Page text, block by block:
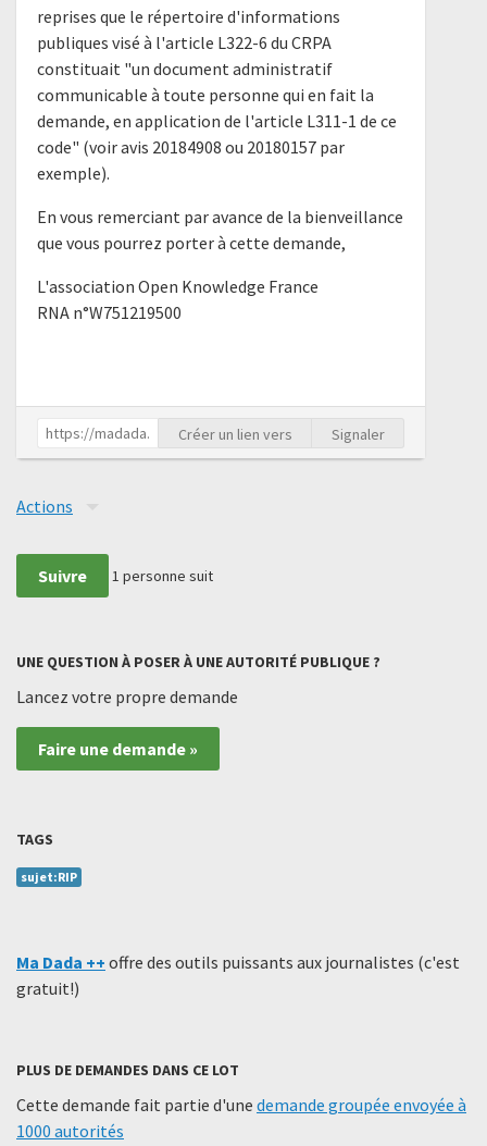
reprises que le répertoire d'informations
publiques visé à l'article L322-6 du CRPA
constituait "un document administratif
communicable à toute personne qui en fait la
demande, en application de l'article L311-1 de ce
code" (voir avis 20184908 ou 20180157 par
exemple).
En vous remerciant par avance de la bienveillance
que vous pourrez porter à cette demande,
L'association Open Knowledge France
RNA n°W751219500
Créer un lien vers Signaler
Actions
Suivre 1 personne suit
UNE QUESTION À POSER À UNE AUTORITÉ PUBLIQUE ?
Lancez votre propre demande
Faire une demande »
TAGS
sujet:RIP
Ma Dada ++ offre des outils puissants aux journalistes (c'est
gratuit!)
PLUS DE DEMANDES DANS CE LOT
Cette demande fait partie d'une demande groupée envoyée à
1000 autorités